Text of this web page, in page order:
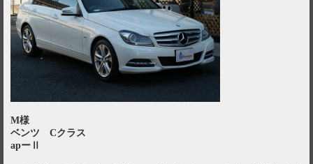
M様
ベンツ Cクラス
apーⅡ